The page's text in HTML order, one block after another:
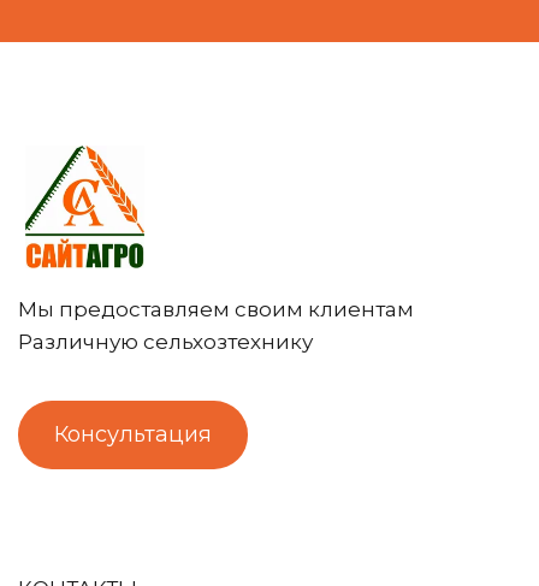
Мы предоставляем своим клиентам
Различную сельхозтехнику
Консультация